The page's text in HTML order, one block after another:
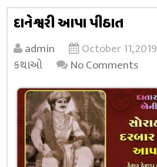
દાનેશ્વરી આપા પીઠાત
admin October 11, 2019
કથાઓ
No Comments